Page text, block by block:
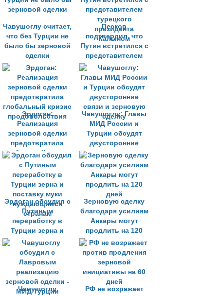
Чавушоглу считает,
что без Турции не
было бы зерновой
сделки
Песков
подтвердил, что
Путин встретился с
представителем
турецкого
президента
Калыном
Эрдоган:
Реализация
зерновой сделки
предотвратила
глобальный кризис
продовольствия
Чавушоглу: Главы
МИД России и
Турции обсудят
двусторонние
связи и зерновую
сделку
Эрдоган обсудил с
Путиным
переработку в
Турции зерна и
поставку муки
нуждающимся
странам
Зерновую сделку
благодаря усилиям
Анкары могут
продлить на 120
дней
Чавушоглу
РФ не возражает